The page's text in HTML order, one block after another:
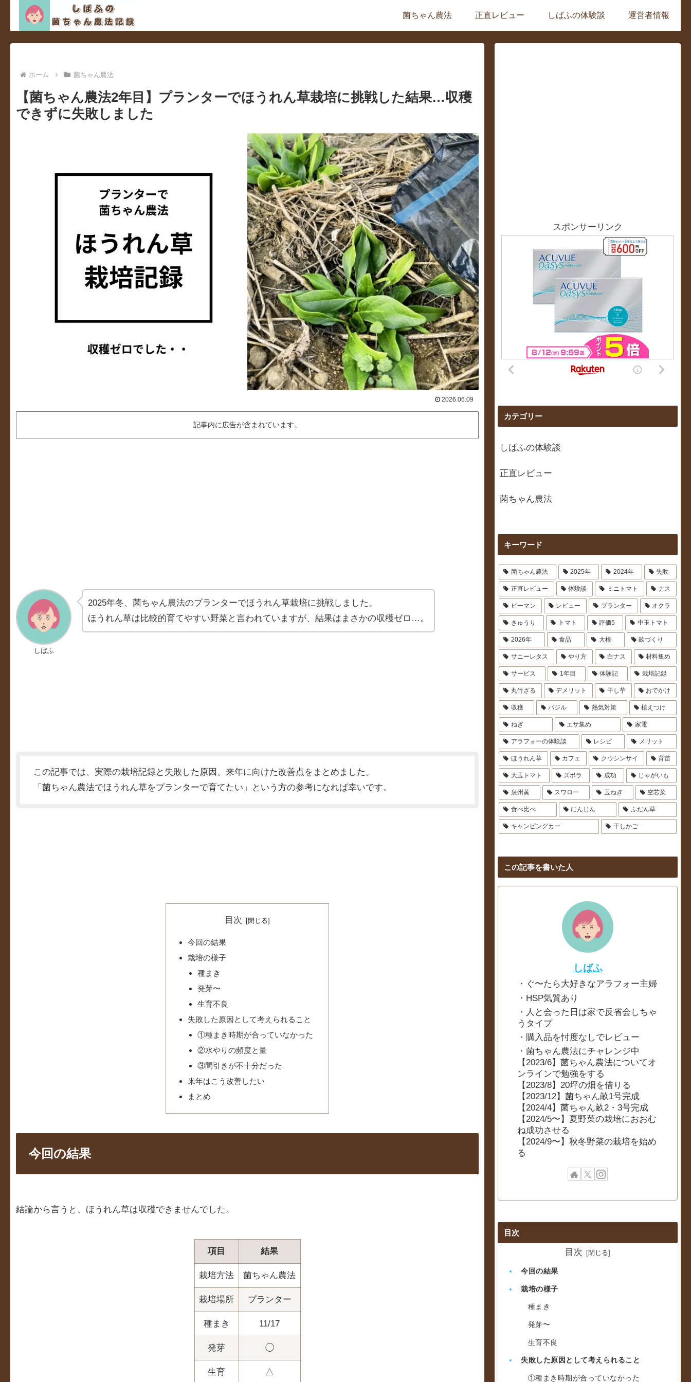
菌ちゃん農法 正直レビュー しばふの体験談 運営者情報
ホーム 菌ちゃん農法
【菌ちゃん農法2年目】プランターでほうれん草栽培に挑戦した結果…収穫
できずに失敗しました
2026.06.09
記事内に広告が含まれています。
しばふ
2025年冬、菌ちゃん農法のプランターでほうれん草栽培に挑戦しました。
ほうれん草は比較的育てやすい野菜と言われていますが、結果はまさかの収穫ゼロ…。
この記事では、実際の栽培記録と失敗した原因、来年に向けた改善点をまとめました。
「菌ちゃん農法でほうれん草をプランターで育てたい」という方の参考になれば幸いです。
目次
今回の結果
栽培の様子
種まき
発芽〜
生育不良
失敗した原因として考えられること
①種まき時期が合っていなかった
②水やりの頻度と量
③間引きが不十分だった
来年はこう改善したい
まとめ
今回の結果
結論から言うと、ほうれん草は収穫できませんでした。
項目 結果
栽培方法 菌ちゃん農法
栽培場所 プランター
種まき 11/17
発芽 ◯
生育 △
スポンサーリンク
カテゴリー
しばふの体験談
正直レビュー
菌ちゃん農法
キーワード
菌ちゃん農法 2025年 2024年 失敗
正直レビュー 体験談 ミニトマト ナス
ピーマン レビュー プランター オクラ
きゅうり トマト 評価5 中玉トマト
2026年 食品 大根 畝づくり
サニーレタス やり方 白ナス 材料集め
サービス 1年目 体験記 栽培記録
丸竹ざる デメリット 干し芋 おでかけ
収穫 バジル 熱気対策 植えつけ
ねぎ エサ集め 家電
アラフォーの体験談 レシピ メリット
ほうれん草 カフェ クウシンサイ 育苗
大玉トマト ズボラ 成功 じゃがいも
泉州黄 スワロー 玉ねぎ 空芯菜
食べ比べ にんじん ふだん草
キャンピングカー 干しかご
この記事を書いた人
しばふ
・ぐ〜たら大好きなアラフォー主婦
・HSP気質あり
・人と会った日は家で反省会しちゃ
うタイプ
・購入品を忖度なしでレビュー
・菌ちゃん農法にチャレンジ中
【2023/6】菌ちゃん農法についてオ
ンラインで勉強をする
【2023/8】20坪の畑を借りる
【2023/12】菌ちゃん畝1号完成
【2024/4】菌ちゃん畝2・3号完成
【2024/5〜】夏野菜の栽培におおむ
ね成功させる
【2024/9〜】秋冬野菜の栽培を始め
る
目次
目次
今回の結果
栽培の様子
種まき
発芽〜
生育不良
失敗した原因として考えられること
①種まき時期が合っていなかった